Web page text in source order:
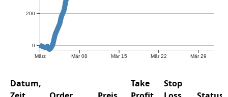
März Mär 08 Mär 15 Mär 22 Mär 29
0
200
Datum,
Take
Stop